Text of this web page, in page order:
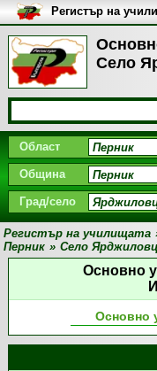
Село
Регистър на
университетите в
Област
Община
Град/село
Регистър на училищата
Перник » Село
Основно
Основно